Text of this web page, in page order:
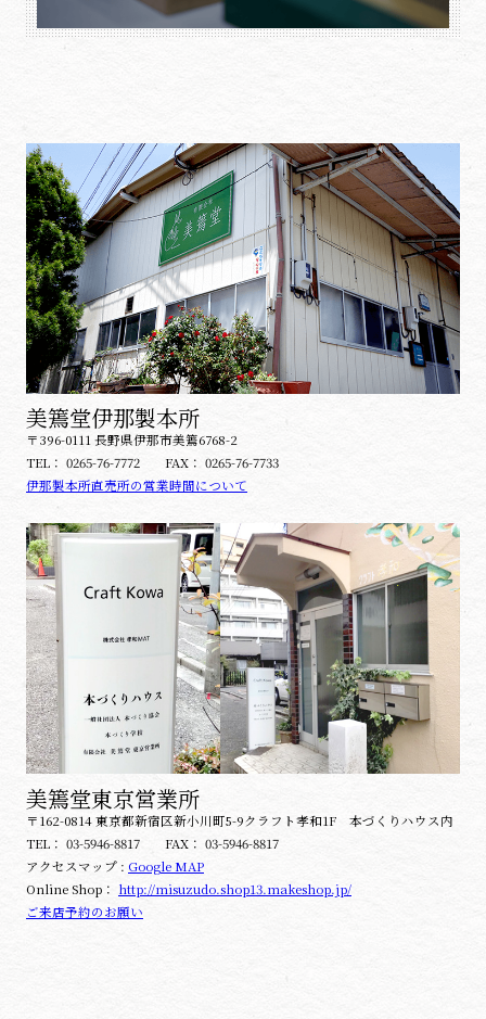
美篶堂伊那製本所
〒396-0111 長野県伊那市美篶6768-2
TEL： 0265-76-7772 FAX： 0265-76-7733
伊那製本所直売所の営業時間について
美篶堂東京営業所
〒162-0814 東京都新宿区新小川町5-9クラフト孝和1F 本づくりハウス内
TEL： 03-5946-8817 FAX： 03-5946-8817
アクセスマップ : Google MAP
Online Shop： http://misuzudo.shop13.makeshop.jp/
ご来店予約のお願い